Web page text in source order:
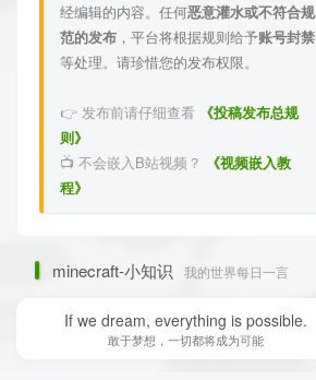
经编辑的内容。任何恶意灌水或不符合规
范的发布 ，平台将根据规则给予账号封禁
等处理。请珍惜您的发布权限。
👉 发布前请仔细查看 《投稿发布总规
则》
📺 不会嵌入B站视频？
《视频嵌入教
程》
minecraft-小知识 我的世界每日一言
If we dream, everything is possible.
敢于梦想，一切都将成为可能